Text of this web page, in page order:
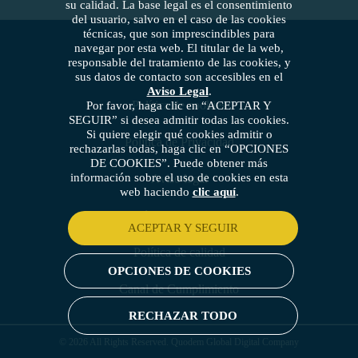
Política de cookies
Política de Privacidad
Aviso legal
Política de seguridad
Política de calidad
Canal de Cumplimiento
su calidad. La base legal es el consentimiento
del usuario, salvo en el caso de las cookies
técnicas, que son imprescindibles para
navegar por esta web. El titular de la web,
responsable del tratamiento de las cookies, y
sus datos de contacto son accesibles en el
Aviso Legal.
Por favor, haga clic en “ACEPTAR Y
SEGUIR” si desea admitir todas las cookies.
Si quiere elegir qué cookies admitir o
rechazarlas todas, haga clic en “OPCIONES
DE COOKIES”. Puede obtener más
información sobre el uso de cookies en esta
web haciendo clic aquí.
ACEPTAR Y SEGUIR
OPCIONES DE COOKIES
RECHAZAR TODO